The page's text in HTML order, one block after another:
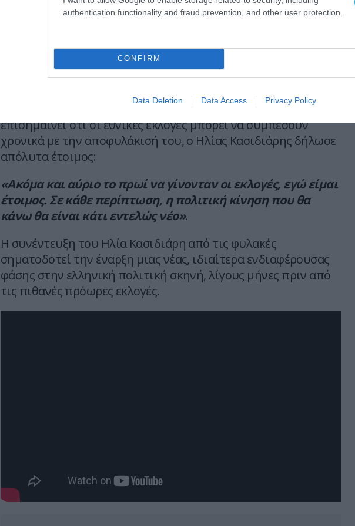
authentication functionality and fraud prevention, and other user protection.
CONFIRM
Data Deletion Data Access Privacy Policy
Για τους Σπαρτιάτες και τις εκλογές
αδίκημα της εξαπάτησης εκλογέων, ο Κασιδιάρης σημείωσε ότι
«αποδείχθηκε ότι δεν υπήρχαν εξαπατημένοι
εκλογείς και αθωώθηκαν όλοι».
Κλείνοντας τη συνέντευξη, και με τον δημοσιογράφο να
επισημαίνει ότι οι εθνικές εκλογές μπορεί να συμπέσουν
χρονικά με την αποφυλάκισή του, ο Ηλίας Κασιδιάρης δήλωσε
απόλυτα έτοιμος:
«Ακόμα και αύριο το πρωί να γίνονταν οι εκλογές, εγώ είμαι
έτοιμος. Σε κάθε περίπτωση, η πολιτική κίνηση που θα
κάνω θα είναι κάτι εντελώς νέο».
Η συνέντευξη του Ηλία Κασιδιάρη από τις φυλακές
σηματοδοτεί την έναρξη μιας νέας, ιδιαίτερα ενδιαφέρουσας
φάσης στην ελληνική πολιτική σκηνή, λίγους μήνες πριν από
τις πιθανές πρόωρες εκλογές.